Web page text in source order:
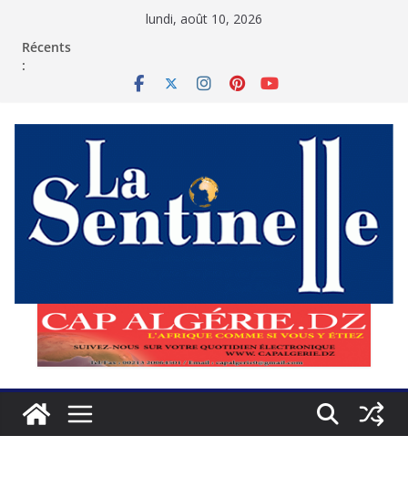
lundi, août 10, 2026
Récents
: